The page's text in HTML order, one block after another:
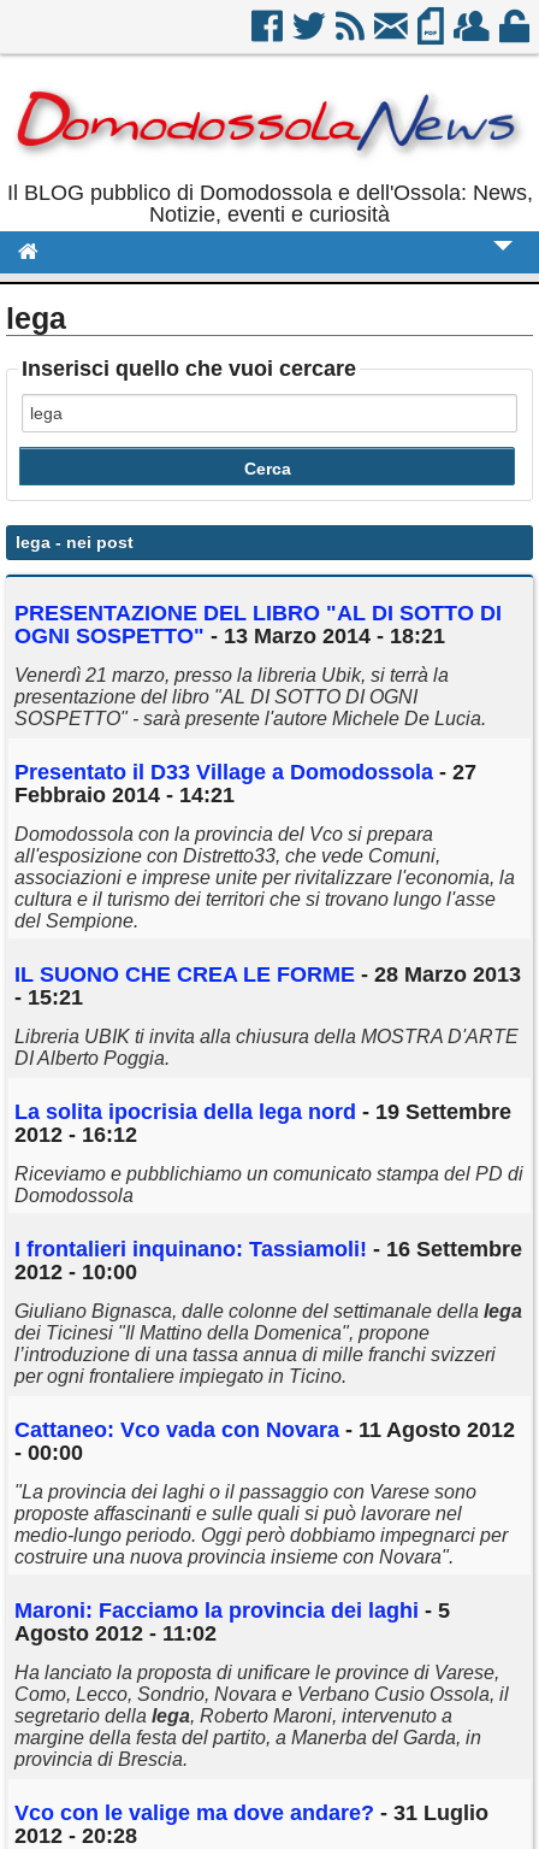
Il BLOG pubblico di Domodossola e dell'Ossola: News,
Notizie, eventi e curiosità
Politica
Eventi
Calendario
Annunci
lega
Inserisci quello che vuoi cercare
lega - nei post
PRESENTAZIONE DEL LIBRO "AL DI SOTTO DI
OGNI SOSPETTO" - 13 Marzo 2014 - 18:21
Venerdì 21 marzo, presso la libreria Ubik, si terrà la
presentazione del libro "AL DI SOTTO DI OGNI
SOSPETTO" - sarà presente l'autore Michele De Lucia.
Presentato il D33 Village a Domodossola - 27
Febbraio 2014 - 14:21
Domodossola con la provincia del Vco si prepara
all'esposizione con Distretto33, che vede Comuni,
associazioni e imprese unite per rivitalizzare l'economia, la
cultura e il turismo dei territori che si trovano lungo l'asse
del Sempione.
IL SUONO CHE CREA LE FORME - 28 Marzo 2013
- 15:21
Libreria UBIK ti invita alla chiusura della MOSTRA D'ARTE
DI Alberto Poggia.
La solita ipocrisia della lega nord - 19 Settembre
2012 - 16:12
Riceviamo e pubblichiamo un comunicato stampa del PD di
Domodossola
I frontalieri inquinano: Tassiamoli! - 16 Settembre
2012 - 10:00
Giuliano Bignasca, dalle colonne del settimanale della lega
dei Ticinesi "Il Mattino della Domenica", propone
l’introduzione di una tassa annua di mille franchi svizzeri
per ogni frontaliere impiegato in Ticino.
Cattaneo: Vco vada con Novara - 11 Agosto 2012
- 00:00
"La provincia dei laghi o il passaggio con Varese sono
proposte affascinanti e sulle quali si può lavorare nel
medio-lungo periodo. Oggi però dobbiamo impegnarci per
costruire una nuova provincia insieme con Novara".
Maroni: Facciamo la provincia dei laghi - 5
Agosto 2012 - 11:02
Ha lanciato la proposta di unificare le province di Varese,
Como, Lecco, Sondrio, Novara e Verbano Cusio Ossola, il
segretario della lega, Roberto Maroni, intervenuto a
margine della festa del partito, a Manerba del Garda, in
provincia di Brescia.
Vco con le valige ma dove andare? - 31 Luglio
2012 - 20:28